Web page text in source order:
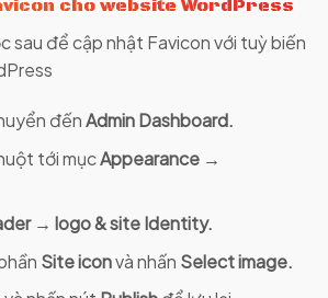
cho website WordPress
sau để cập nhật Favicon với tuỳ biến
đếnAdmin Dashboard.
tới mụcAppearance →
→ logo & site Identity.
Site iconvà nhấn Select image.